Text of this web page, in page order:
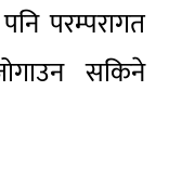
परम्परागत
सकिने